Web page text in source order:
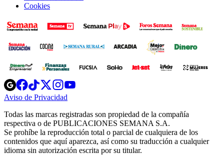
Cookies
Opens
in
new
Opens
in
new
Opens
in
new
window
Opens
new
windowwindow
Aviso de Privacidad
new
window
Todas las marcas registradas son propiedad de la compañía
respectiva o de PUBLICACIONES SEMANA S.A.
Se prohíbe la reproducción total o parcial de cualquiera de los
contenidos que aquí aparezca, así como su traducción a cualquier
idioma sin autorización escrita por su titular.